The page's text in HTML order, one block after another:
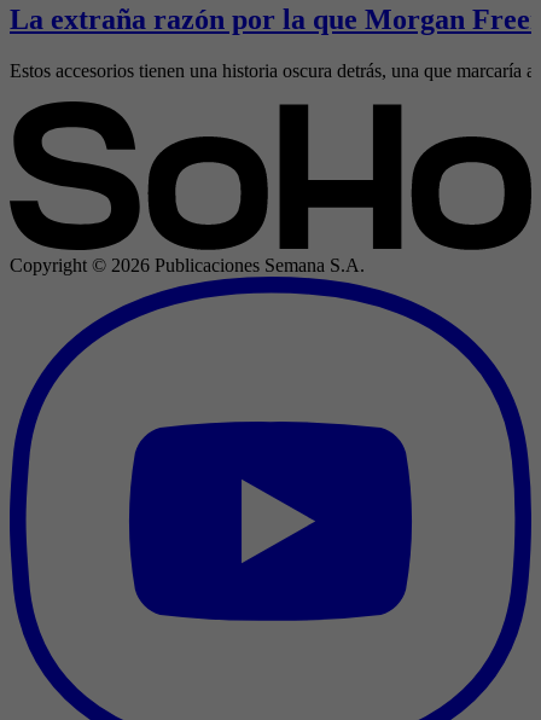
La extraña razón por la que Morgan
Estos accesorios tienen una historia oscura detrás, una que marcaría
Copyright © 2026 Publicaciones Semana S.A.